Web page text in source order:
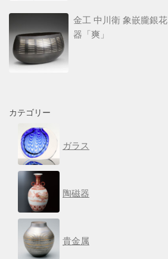
金工 中川衛 象嵌朧銀花
器「爽」
カテゴリー
ガラス
陶磁器
貴金属